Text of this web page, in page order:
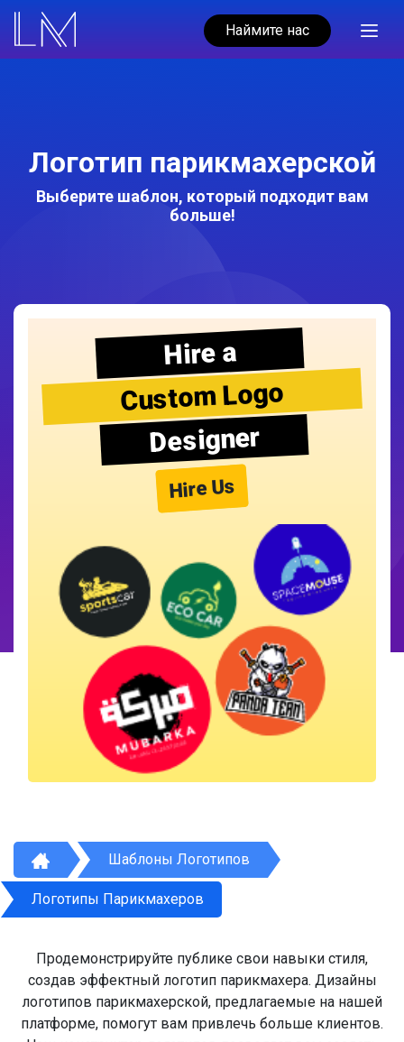
Наймите нас
Логотип парикмахерской
Выберите шаблон, который подходит вам
больше!
Hire a
Custom Logo
Designer
Hire Us
Шаблоны Логотипов
Логотипы Парикмахеров
Продемонстрируйте публике свои навыки стиля,
создав эффектный логотип парикмахера. Дизайны
логотипов парикмахерской, предлагаемые на нашей
платформе, помогут вам привлечь больше клиентов.